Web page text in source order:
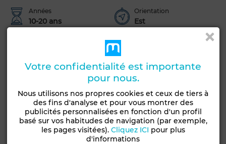
Années
10-20 ans
Orientation
Est
Jardin Terrasse Garage Piscine
Chauffage central Sécurité Double vitrage
Porte blindée
Votre confidentialité est importante
pour nous.
Nous utilisons nos propres cookies et ceux de tiers à
des fins d'analyse et pour vous montrer des
publicités personnalisées en fonction d'un profil
basé sur vos habitudes de navigation (par exemple,
les pages visitées). Cliquez ICI pour plus
d'informations